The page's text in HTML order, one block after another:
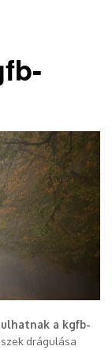
a kgfb-
drágulása